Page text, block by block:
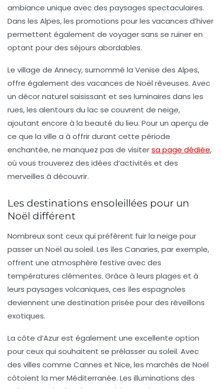
ambiance unique avec des paysages spectaculaires.
Dans les Alpes, les promotions pour les vacances d’hiver
permettent également de voyager sans se ruiner en
optant pour des séjours abordables.
Le village de Annecy, surnommé la Venise des Alpes,
offre également des vacances de Noël rêveuses. Avec
un décor naturel saisissant et ses luminaires dans les
rues, les alentours du lac se couvrent de neige,
ajoutant encore à la beauté du lieu. Pour un aperçu de
ce que la ville a à offrir durant cette période
enchantée, ne manquez pas de visitersa page dédiée,
où vous trouverez des idées d’activités et des
merveilles à découvrir.
Les destinations ensoleillées pour un
Noël différent
Nombreux sont ceux qui préfèrent fuir la neige pour
passer un Noël au soleil. Les îles Canaries, par exemple,
offrent une atmosphère festive avec des
températures clémentes. Grâce à leurs plages et à
leurs paysages volcaniques, ces îles espagnoles
deviennent une destination prisée pour des réveillons
exotiques.
La côte d’Azurest également une excellente option
pour ceux qui souhaitent se prélasser au soleil. Avec
des villes comme Cannes et Nice, les marchés de Noël
côtoient la mer Méditerranée. Les illuminations des